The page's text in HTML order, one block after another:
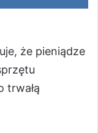
że pieniądze
trwałą